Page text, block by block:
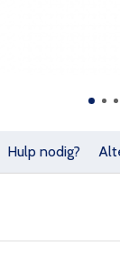
Hulp nodig?